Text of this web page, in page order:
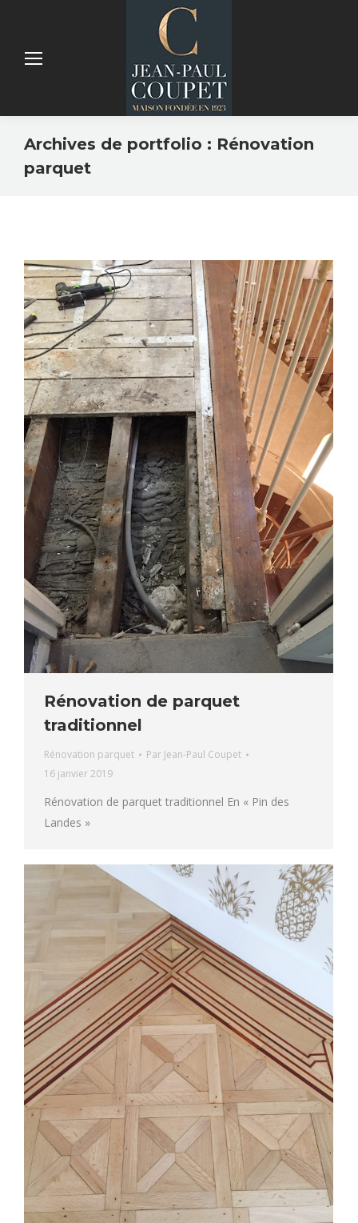
Archives de portfolio : Rénovation
parquet
Rénovation de parquet
traditionnel
Rénovation parquet Par Jean-Paul Coupet
16 janvier 2019
Rénovation de parquet traditionnel En « Pin des
Landes »